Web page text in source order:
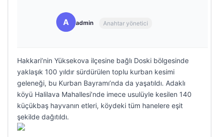
A admin Anahtar yönetici
Hakkari’nin Yüksekova ilçesine bağlı Doski bölgesinde
yaklaşık 100 yıldır sürdürülen toplu kurban kesimi
geleneği, bu Kurban Bayramı’nda da yaşatıldı. Adaklı
köyü Halilava Mahallesi’nde imece usulüyle kesilen 140
küçükbaş hayvanın etleri, köydeki tüm hanelere eşit
şekilde dağıtıldı.